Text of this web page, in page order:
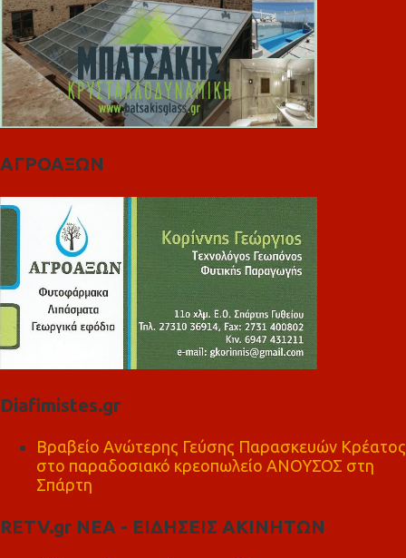
ΑΓΡΟΑΞΩΝ
Diafimistes.gr
Βραβείο Ανώτερης Γεύσης Παρασκευών Κρέατος
στο παραδοσιακό κρεοπωλείο ΑΝΟΥΣΟΣ στη
Σπάρτη
RETV.gr ΝΕΑ - ΕΙΔΗΣΕΙΣ ΑΚΙΝΗΤΩΝ